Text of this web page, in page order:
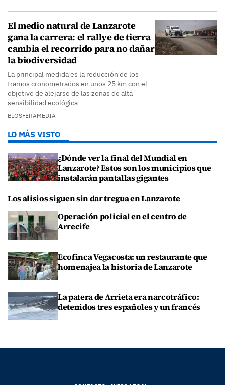
El medio natural de Lanzarote
gana la carrera: el rallye de tierra
cambia el recorrido para no dañar
la biodiversidad
La principal medida es la reducción de los
tramos cronometrados en unos 25 km con el
objetivo de alejarse de las zonas de alta
sensibilidad ecológica
BIOSFERAMEDIA
LO MÁS VISTO
¿Dónde ver la final del Mundial en
Lanzarote? Estos son los municipios que
instalarán pantallas gigantes
Los alisios siguen sin dar tregua en Lanzarote
Operación policial en el centro de
Arrecife
Ecofinca Vegacosta: un restaurante que
homenajea la historia de Lanzarote
La patera de Arrieta era narcotráfico:
detenidos tres españoles y un francés